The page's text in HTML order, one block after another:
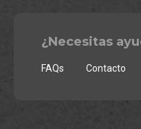
¿Necesitas
FAQs Contacto